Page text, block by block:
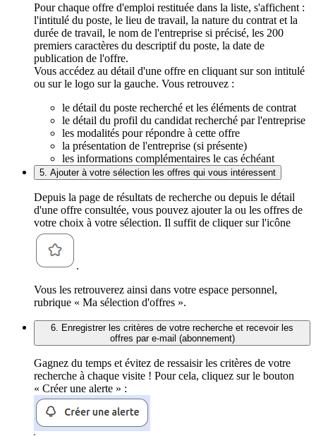
Pour chaque offre d'emploi restituée dans la liste, s'affichent :
l'intitulé du poste, le lieu de travail, la nature du contrat et la
durée de travail, le nom de l'entreprise si précisé, les 200
premiers caractères du descriptif du poste, la date de
publication de l'offre.
Vous accédez au détail d'une offre en cliquant sur son intitulé
ou sur le logo sur la gauche. Vous retrouvez :
le détail du poste recherché et les éléments de contrat
le détail du profil du candidat recherché par l'entreprise
les modalités pour répondre à cette offre
la présentation de l'entreprise (si présente)
les informations complémentaires le cas échéant
5. Ajouter à votre sélection les offres qui vous intéressent
Depuis la page de résultats de recherche ou depuis le détail
d'une offre consultée, vous pouvez ajouter la ou les offres de
votre choix à votre sélection. Il suffit de cliquer sur l'icône
.
Vous les retrouverez ainsi dans votre espace personnel,
rubrique « Ma sélection d'offres ».
6. Enregistrer les critères de votre recherche et recevoir les
offres par e-mail (abonnement)
Gagnez du temps et évitez de ressaisir les critères de votre
recherche à chaque visite ! Pour cela, cliquez sur le bouton
« Créer une alerte » :